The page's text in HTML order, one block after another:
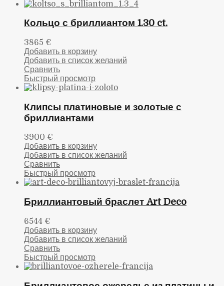
Кольцо с бриллиантом 1.30 ct.
3865 €
Добавить в корзину
Добавить в список желаний
Сравнить
Быстрый просмотр
Клипсы платиновые и золотые с
бриллиантами
3900 €
Добавить в корзину
Добавить в список желаний
Сравнить
Быстрый просмотр
Бриллиантовый браслет Art Deco
6544 €
Добавить в корзину
Добавить в список желаний
Сравнить
Быстрый просмотр